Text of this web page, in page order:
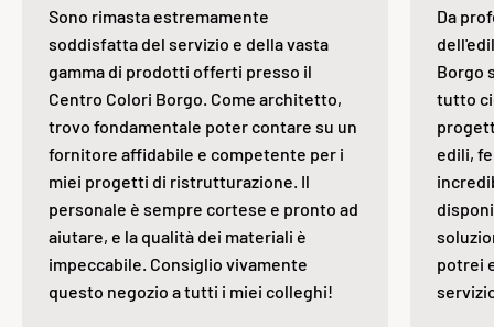
Sono rimasta estremamente
soddisfatta del servizio e della vasta
gamma di prodotti offerti presso il
Centro Colori Borgo. Come architetto,
trovo fondamentale poter contare su un
fornitore affidabile e competente per i
miei progetti di ristrutturazione. Il
personale è sempre cortese e pronto ad
aiutare, e la qualità dei materiali è
impeccabile. Consiglio vivamente
questo negozio a tutti i miei colleghi!
Da
Borgo
tutto
edili,
potrei